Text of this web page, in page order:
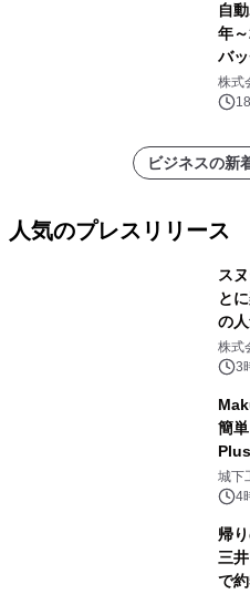
自
年
バ
レ
成
株式
ビジネスの新
人気のプレスリリース
ス
と
の
ラ
ボ
株式
3
簡
ー
ぐっ
城下
4
帰
三
で